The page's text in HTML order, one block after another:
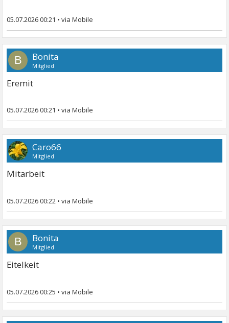
05.07.2026 00:21 •
B Bonita
Mitglied
Eremit
05.07.2026 00:21 •
Caro66
Mitglied
Mitarbeit
05.07.2026 00:22 •
B Bonita
Mitglied
Eitelkeit
05.07.2026 00:25 •